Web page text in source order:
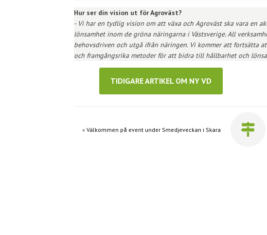
Hur ser din vision ut för Agroväst?
- Vi har en tydlig vision om att växa och Agroväst ska vara en
lönsamhet inom de gröna näringarna i Västsverige. All
behovsdriven och utgå ifrån näringen. Vi kommer att fortsätta
och framgångsrika metoder för att bidra till hållbarhet och
TIDIGARE ARTIKEL OM NY VD
« Välkommen på event under Smedjeveckan i Skara